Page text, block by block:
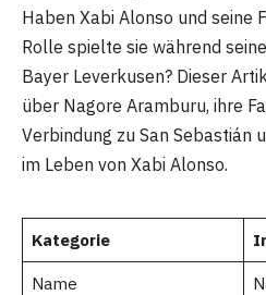
Haben Xabi Alonso und seine
Rolle spielte sie während
Bayer Leverkusen? Dieser
über Nagore Aramburu, ihre
Verbindung zu San Sebastián
im Leben von Xabi Alonso.
Kategorie
Name